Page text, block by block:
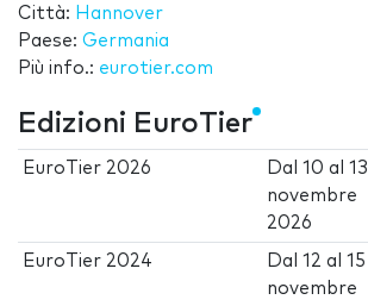
Città: Hannover
Paese: Germania
Più info.: eurotier.com
Edizioni EuroTier
EuroTier 2026 Dal10 al13
novembre
2026
EuroTier 2024 Dal12 al15
novembre